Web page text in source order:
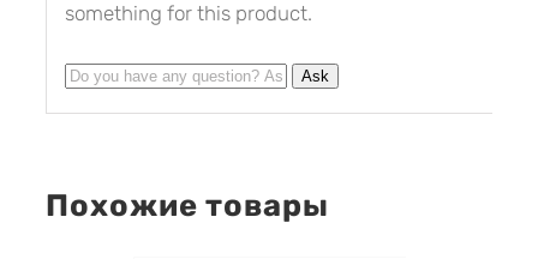
something for this product.
Похожие товары